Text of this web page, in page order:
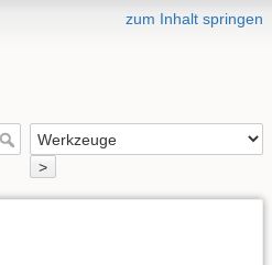
zum Inhalt springen
>